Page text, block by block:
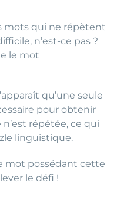
mots qui ne répètent
n’est-ce pas ?
le mot
qu’une seule
pour obtenir
répétée, ce qui
linguistique.
mot possédant cette
le défi !